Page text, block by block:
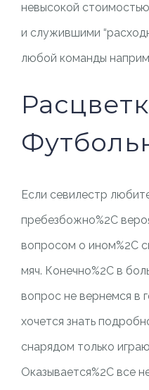
невысокой
и служившими
любой команды
Если севилестр
пребезбожно%2C
вопросом о ином%2C
мяч. Конечно%2C в
вопрос не вернемся в
хочется знать
снарядом только
Оказывается%2C все